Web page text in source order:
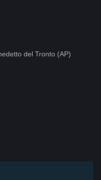
del Tronto (AP)